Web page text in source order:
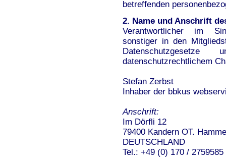
betreffenden
2. Name und Anschrift
Verantwortlicher im
sonstiger in den
datenschutzrechtlichem
Stefan Zerbst
Inhaber der bbkus
Anschrift:
Im Dörfli 12
79400 Kandern OT.
DEUTSCHLAND
Tel.: +49 (0) 170 / 2759585